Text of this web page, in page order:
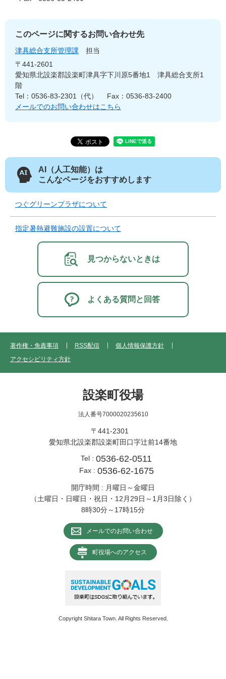
このページに関するお問い合わせ先
津具総合支所管理課
担当
〒441-2601
愛知県北設楽郡設楽町津具字下川原5番地1 津具総合支所1
階
Tel：0536-83-2301（代）
Fax：0536-83-2400
メールでのお問い合わせはこちら
AI（人工知能）は
こんなページをおすすめします
つぐグリーンプラザについて
指定暑熱避難施設の設置について
見つからないときは
よくある質問と回答
著作権・免責事項 RSS配信
個人情報保護方針
アクセシビリティ方針
設楽町役場
法人番号7000020235610
〒441-2301
愛知県北設楽郡設楽町田口字辻前14番地
Tel : 0536-62-0511
Fax : 0536-62-1675
開庁時間 : 月曜日～金曜日
（土曜日・日曜日・祝日・12月29日～1月3日除く）
8時30分～17時15分
メールでのお問い合わせ
町役場へのアクセス
Copyright Shitara Town. All Rights Reserved.